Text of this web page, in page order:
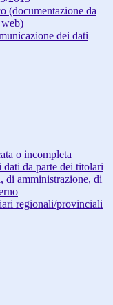
(documentazione da
dei dati
o incompleta
dati da parte dei titolari
di amministrazione, di
regionali/provinciali